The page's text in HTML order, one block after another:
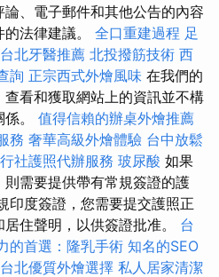
、電子郵件和其他公告的內容
法律建議。 全口重建過程 足
台北牙醫推薦 北投撥筋技術 西
詢 正宗西式外燴風味 在我們的
看和獲取網站上的資訊並不構
。 值得信賴的辦桌外燴推薦
務 奢華高級外燴體驗 台中放鬆
社護照代辦服務 玻尿酸 如果
需要提供帶有常規簽證的護
印度簽證，您需要提交護照正
住聲明，以供簽證批准。 台
的首選：隆乳手術 知名的SEO
台北優質外燴選擇 私人居家清潔